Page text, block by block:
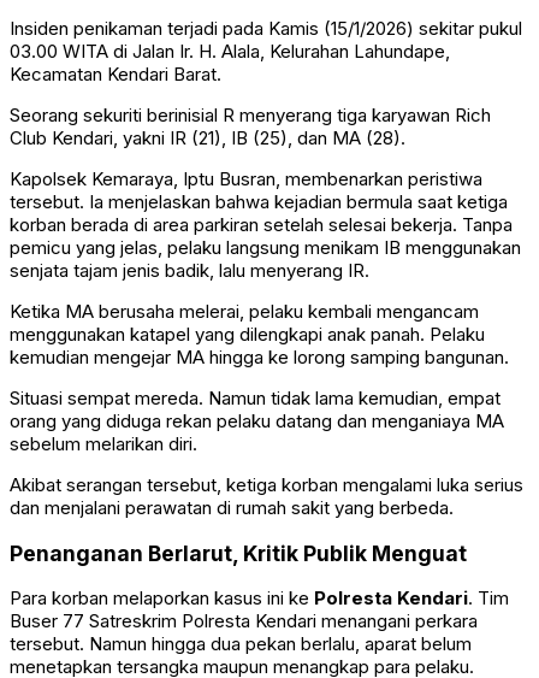
Insiden penikaman terjadi pada Kamis (15/1/2026) sekitar pukul
03.00 WITA di Jalan Ir. H. Alala, Kelurahan Lahundape,
Kecamatan Kendari Barat.
Seorang sekuriti berinisial R menyerang tiga karyawan Rich
Club Kendari, yakni IR (21), IB (25), dan MA (28).
Kapolsek Kemaraya, Iptu Busran, membenarkan peristiwa
tersebut. Ia menjelaskan bahwa kejadian bermula saat ketiga
korban berada di area parkiran setelah selesai bekerja. Tanpa
pemicu yang jelas, pelaku langsung menikam IB menggunakan
senjata tajam jenis badik, lalu menyerang IR.
Ketika MA berusaha melerai, pelaku kembali mengancam
menggunakan katapel yang dilengkapi anak panah. Pelaku
kemudian mengejar MA hingga ke lorong samping bangunan.
Situasi sempat mereda. Namun tidak lama kemudian, empat
orang yang diduga rekan pelaku datang dan menganiaya MA
sebelum melarikan diri.
Akibat serangan tersebut, ketiga korban mengalami luka serius
dan menjalani perawatan di rumah sakit yang berbeda.
Penanganan Berlarut, Kritik Publik Menguat
Para korban melaporkan kasus ini ke Polresta Kendari. Tim
Buser 77 Satreskrim Polresta Kendari menangani perkara
tersebut. Namun hingga dua pekan berlalu, aparat belum
menetapkan tersangka maupun menangkap para pelaku.